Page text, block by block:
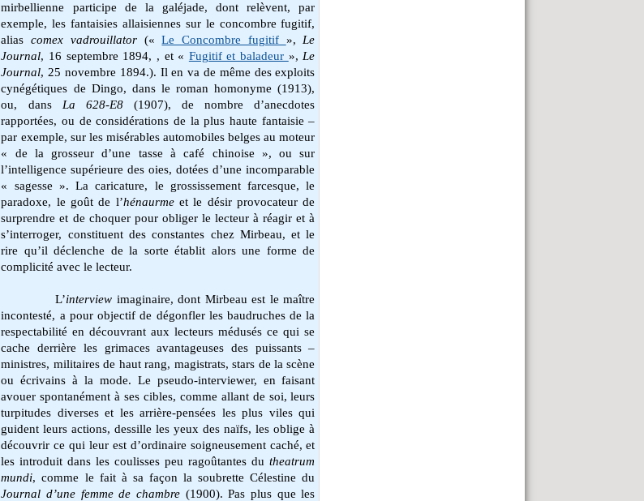
mirbellienne participe de la galéjade, dont relèvent, par
exemple, les fantaisies allaisiennes sur le concombre fugitif,
aliascomex vadrouillator(«Le Concombre fugitif »,Le
Journal, 16 septembre 1894, , et « Fugitif et baladeur »,Le
Journal, 25 novembre 1894.). Il en va de même des exploits
cynégétiques de Dingo, dans le roman homonyme (1913),
ou, dans La 628-E8(1907), de nombre d’anecdotes
rapportées, ou de considérations de la plus haute fantaisie –
par exemple, sur les misérables automobiles belges au moteur
« de la grosseur d’une tasse à café chinoise », ou sur
l’intelligence supérieure des oies, dotées d’une incomparable
« sagesse ». La caricature, le grossissement farcesque, le
paradoxe, le goût de l’hénaurmeet le désir provocateur de
surprendre et de choquer pour obliger le lecteur à réagir et à
s’interroger, constituent des constantes chez Mirbeau, et le
rire qu’il déclenche de la sorte établit alors une forme de
complicité avec le lecteur.
L’interview imaginaire, dont Mirbeau est le maître
incontesté, a pour objectif de dégonfler les baudruches de la
respectabilité en découvrant aux lecteurs médusés ce qui se
cache derrière les grimaces avantageuses des puissants –
ministres, militaires de haut rang, magistrats, stars de la scène
ou écrivains à la mode. Le pseudo-interviewer, en faisant
avouer spontanément à ses cibles, comme allant de soi, leurs
turpitudes diverses et les arrière-pensées les plus viles qui
guident leurs actions, dessille les yeux des naïfs, les oblige à
découvrir ce qui leur est d’ordinaire soigneusement caché, et
les introduit dans les coulisses peu ragoûtantes dutheatrum
mundi, comme le fait à sa façon la soubrette Célestine du
Journal d’une femme de chambre (1900). Pas plus que les